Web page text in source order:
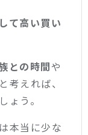
て高い買い
との時間や
考えれば、
ょう。
本当に少な